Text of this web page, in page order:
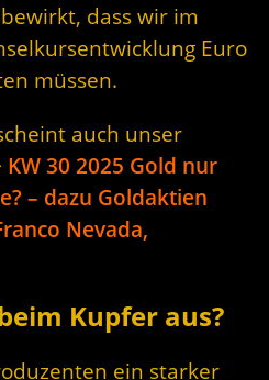
dass wir im
Euro
müssen.
auch unser
KW 30 2025 Gold nur
– dazu Goldaktien
Nevada,
Kupfer aus?
ein starker